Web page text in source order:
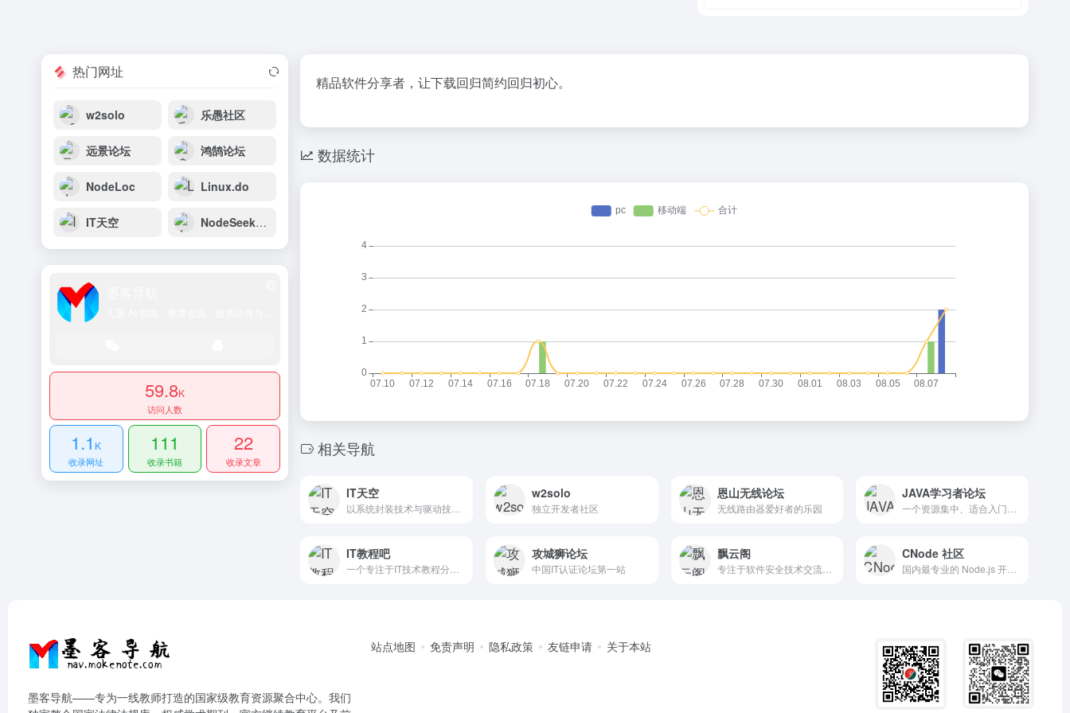
精品软件分享者，让下载回归简约回归初心。
数据统计
相关导航
IT天空 w2solo
独立开发者社区
恩山无线论坛
无线路由器爱好者的乐园
JAVA学习者论坛
IT教程吧 攻城狮论坛
中国IT认证论坛第一站
飘云阁 CNode 社区
热门网址
w2solo 乐愚社区
远景论坛 鸿鹄论坛
NodeLoc Linux.do
IT天空 NodeSeek论坛
59.8K
访问人数
1.1 K
收录网址
111
收录书籍
22
收录文章
墨客导航——专为一线教师打造的国家级教育资源聚合中心。我们
站点地图 免责声明 隐私政策 友链申请 关于本站